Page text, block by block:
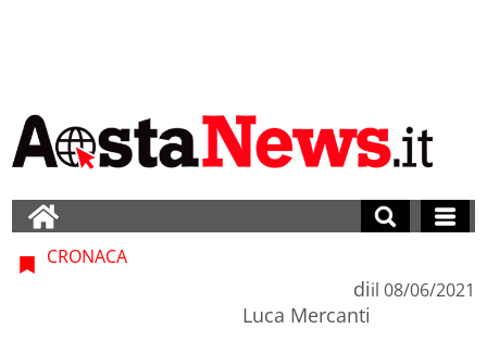
CRONACA
di
Luca Mercanti
il 08/06/2021